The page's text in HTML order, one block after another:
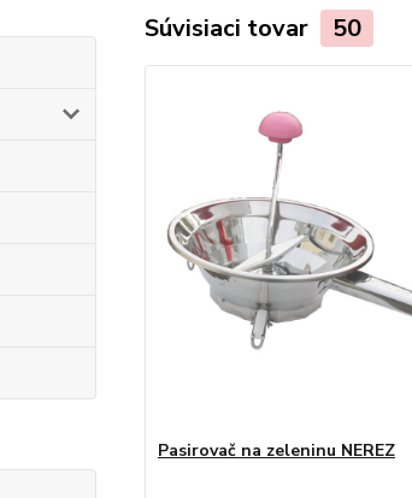
Súvisiaci tovar 50
Pasirovač na zeleninu NEREZ